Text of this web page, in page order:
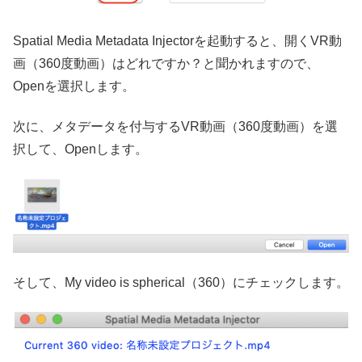
Spatial Media Metadata Injectorを起動すると、開くVR動
画（360度動画）はどれですか？と聞かれますので、
Openを選択します。
次に、メタデータを付与するVR動画（360度動画）を選
択して、Openします。
そして、My video is spherical（360）にチェックします。